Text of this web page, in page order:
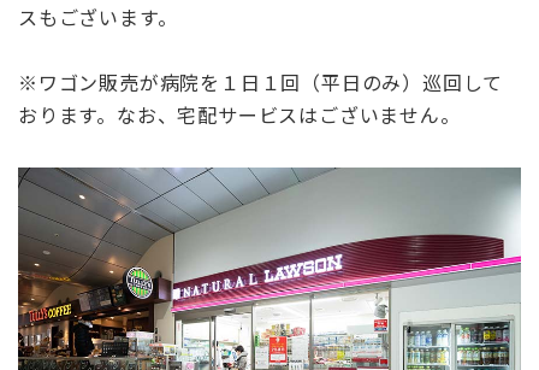
スもございます。
※ワゴン販売が病院を１日１回（平日のみ）巡回して
おります。なお、宅配サービスはございません。